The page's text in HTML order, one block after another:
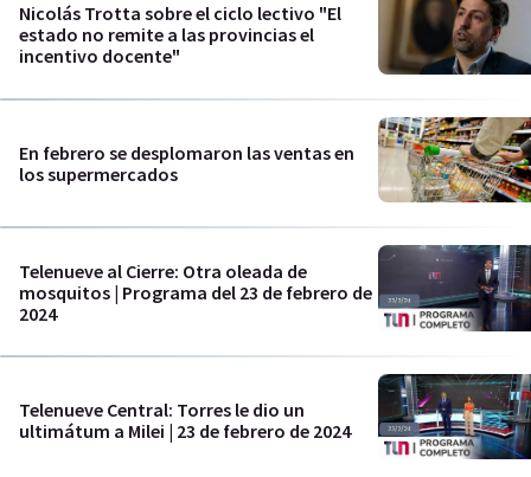
Nicolás Trotta sobre el ciclo lectivo "El
estado no remite a las provincias el
incentivo docente"
En febrero se desplomaron las ventas en
los supermercados
Telenueve al Cierre: Otra oleada de
mosquitos | Programa del 23 de febrero de
2024
Telenueve Central: Torres le dio un
ultimátum a Milei | 23 de febrero de 2024